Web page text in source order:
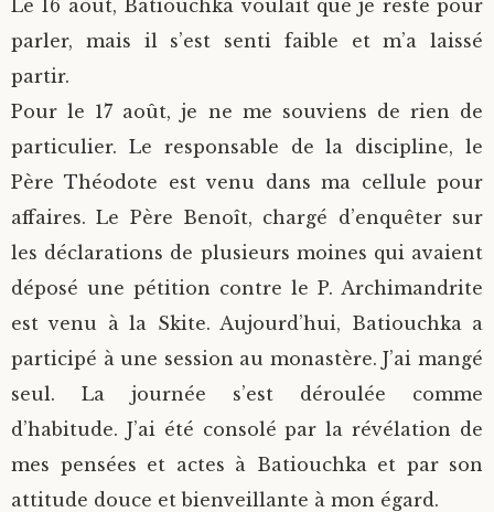
Le 16 août, Batiouchka voulait que je reste pour
parler, mais il s’est senti faible et m’a laissé
partir.
Pour le 17 août, je ne me souviens de rien de
particulier. Le responsable de la discipline, le
Père Théodote est venu dans ma cellule pour
affaires. Le Père Benoît, chargé d’enquêter sur
les déclarations de plusieurs moines qui avaient
déposé une pétition contre le P. Archimandrite
est venu à la Skite. Aujourd’hui, Batiouchka a
participé à une session au monastère. J’ai mangé
seul. La journée s’est déroulée comme
d’habitude. J’ai été consolé par la révélation de
mes pensées et actes à Batiouchka et par son
attitude douce et bienveillante à mon égard.